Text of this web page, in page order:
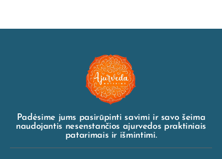
Padėsime jums pasirūpinti savimi ir savo šeima
naudojantis nesenstančios ajurvedos praktiniais
patarimais ir išmintimi.